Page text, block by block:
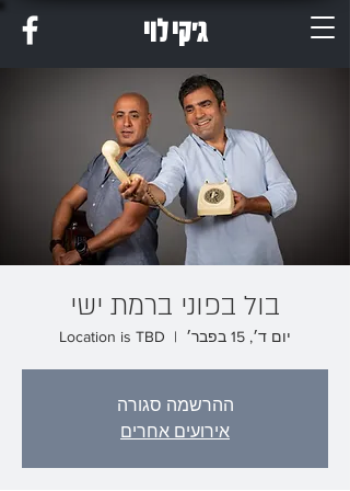
ג'קי לוי
בול בפוני ברמת ישי
יום ד׳, 15 בפבר׳
  |
Location is TBD
ההרשמה סגורה
אירועים אחרים